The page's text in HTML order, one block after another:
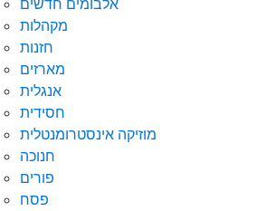
אלבומים חדשים
מקהלות
חזנות
מארזים
אנגלית
חסידית
מוזיקה אינסטרומנטלית
חנוכה
פורים
פסח